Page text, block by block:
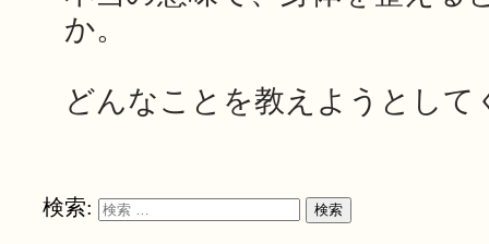
か。
どんなことを教えようとして
検索: 検索